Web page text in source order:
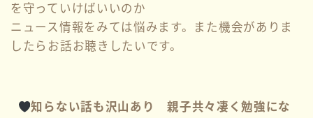
を守っていけばいいのか
ニュース情報をみては悩みます。また機会がありま
したらお話お聴きしたいです。
知らない話も沢山あり 親子共々凄く勉強にな